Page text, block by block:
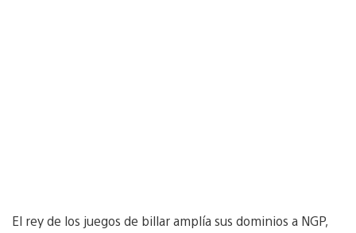
El rey de los juegos de billar amplía sus dominios a NGP,